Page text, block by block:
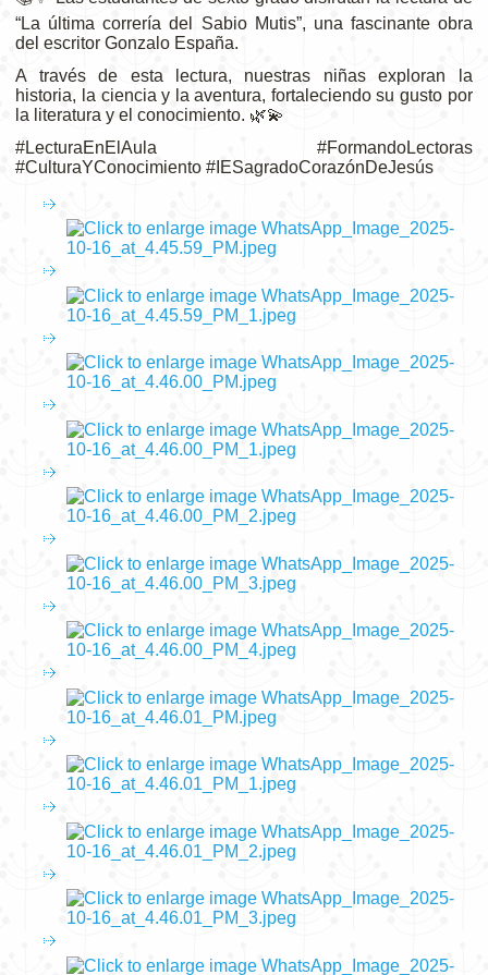
“La última correría del Sabio Mutis”, una fascinante obra
del escritor Gonzalo España.
A través de esta lectura, nuestras niñas exploran la
historia, la ciencia y la aventura, fortaleciendo su gusto por
la literatura y el conocimiento. 🌿💫
#LecturaEnElAula #FormandoLectoras
#CulturaYConocimiento #IESagradoCorazónDeJesús